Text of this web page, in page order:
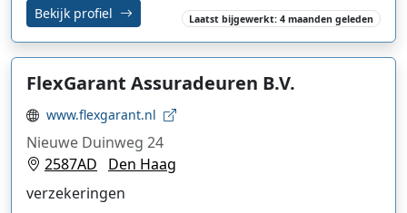
Bekijk profiel Laatst bijgewerkt: 4 maanden geleden
FlexGarant Assuradeuren B.V.
www.flexgarant.nl
Nieuwe Duinweg 24
2587AD
Den Haag
verzekeringen